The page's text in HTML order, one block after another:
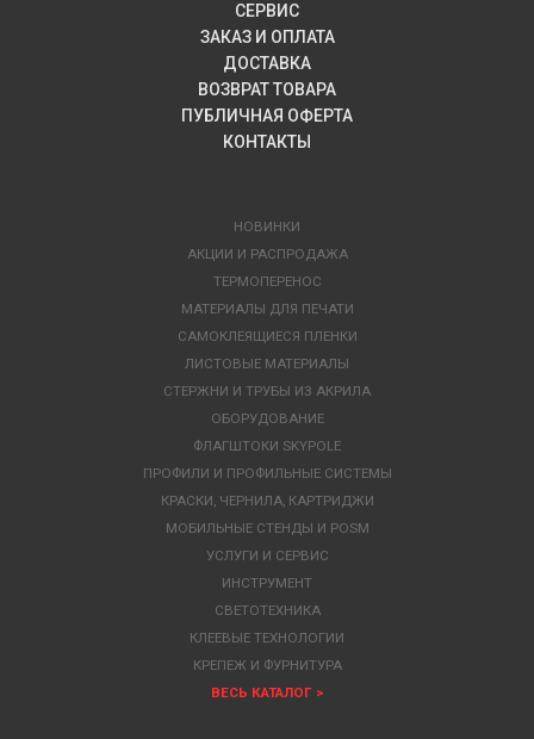
СЕРВИС
ЗАКАЗ И ОПЛАТА
ДОСТАВКА
ВОЗВРАТ ТОВАРА
ПУБЛИЧНАЯ ОФЕРТА
КОНТАКТЫ
НОВИНКИ
АКЦИИ И РАСПРОДАЖА
ТЕРМОПЕРЕНОС
МАТЕРИАЛЫ ДЛЯ ПЕЧАТИ
САМОКЛЕЯЩИЕСЯ ПЛЕНКИ
ЛИСТОВЫЕ МАТЕРИАЛЫ
СТЕРЖНИ И ТРУБЫ ИЗ АКРИЛА
ОБОРУДОВАНИЕ
ФЛАГШТОКИ SKYPOLE
ПРОФИЛИ И ПРОФИЛЬНЫЕ СИСТЕМЫ
КРАСКИ, ЧЕРНИЛА, КАРТРИДЖИ
МОБИЛЬНЫЕ СТЕНДЫ И POSM
УСЛУГИ И СЕРВИС
ИНСТРУМЕНТ
СВЕТОТЕХНИКА
КЛЕЕВЫЕ ТЕХНОЛОГИИ
КРЕПЕЖ И ФУРНИТУРА
ВЕСЬ КАТАЛОГ >